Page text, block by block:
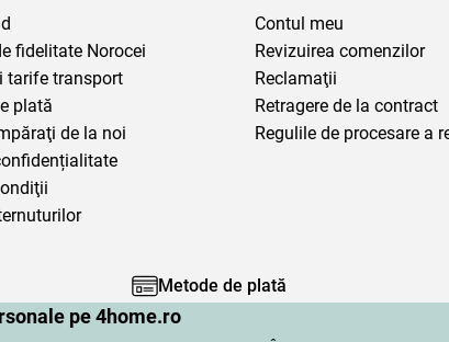
pe 4home.ro
fidelitate Norocei
tarife transport
plată
de la noi
Contul meu
Revizuirea comenzilor
Reclamaţii
Retragere de la contract
Regulile de procesare a
Metode de plată